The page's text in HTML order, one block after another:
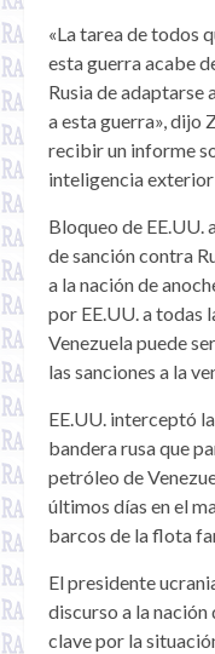
«La tarea de todos
esta guerra acabe
Rusia de adaptarse
a esta guerra», dijo
recibir un informe
inteligencia exterior
Bloqueo de EE.UU.
de sanción contra
a la nación de
por EE.UU. a todas
Venezuela puede
las sanciones a la
EE.UU. interceptó
bandera rusa que
petróleo de
últimos días en el
barcos de la flota
El presidente
discurso a la nación
clave por la